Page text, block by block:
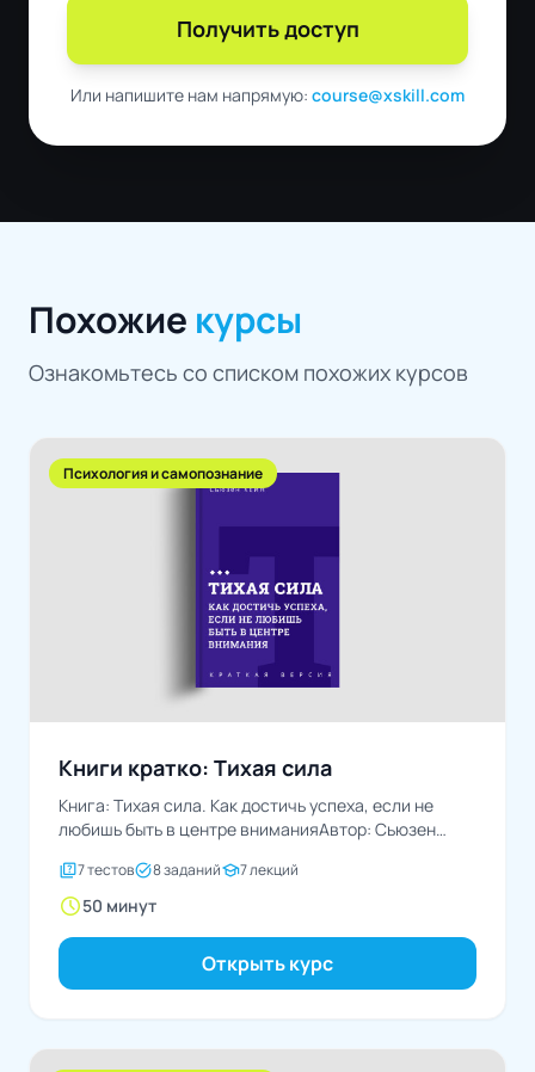
Получить доступ
Или напишите нам напрямую: course@xskill.com
Похожие курсы
Ознакомьтесь со списком похожих курсов
Психология и самопознание
Книги кратко: Тихая сила
Книга: Тихая сила. Как достичь успеха, если не
любишь быть в центре вниманияАвтор: Сьюзен
quiz7 тестовtask_alt8 заданийschool7 лекций
schedule50 минут
Открыть курс